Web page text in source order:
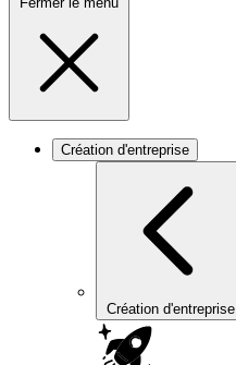
Création d'entreprise
Création d'entreprise